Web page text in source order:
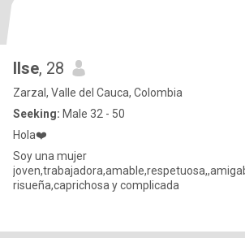
Ilse, 28
Zarzal, Valle del Cauca, Colombia
Seeking: Male 32 - 50
Hola❤️
Soy una mujer
risueña,caprichosa y complicada